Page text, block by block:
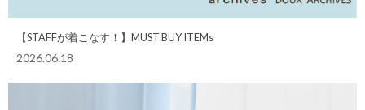
【STAFFが着こなす！】MUST BUY ITEMs
2026.06.18